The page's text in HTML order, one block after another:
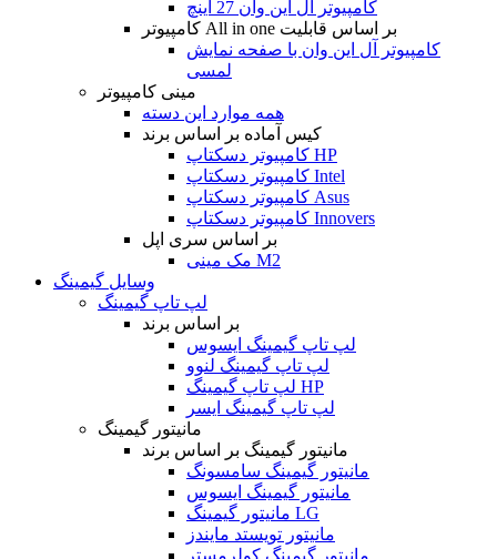
کامپیوتر آل این وان 27 اینچ
کامپیوتر All in one بر اساس قابلیت
کامپیوتر آل این وان با صفحه نمایش
لمسی
مینی کامپیوتر
همه موارد این دسته
کیس آماده بر اساس برند
کامپیوتر دسکتاپ HP
کامپیوتر دسکتاپ Intel
کامپیوتر دسکتاپ Asus
کامپیوتر دسکتاپ Innovers
بر اساس سری اپل
مک مینی M2
وسایل گیمینگ
لپ تاپ گیمینگ
بر اساس برند
لپ تاپ گیمینگ ایسوس
لپ تاپ گیمینگ لنوو
لپ تاپ گیمینگ HP
لپ تاپ گیمینگ ایسر
مانیتور گیمینگ
مانیتور گیمینگ بر اساس برند
مانیتور گیمینگ سامسونگ
مانیتور گیمینگ ایسوس
مانیتور گیمینگ LG
مانیتور تویستد مایندز
مانیتور گیمینگ کولرمستر